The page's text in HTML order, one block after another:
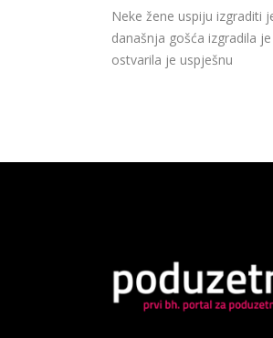
Neke žene uspiju izgraditi
današnja gošća izgradila
ostvarila je uspješnu